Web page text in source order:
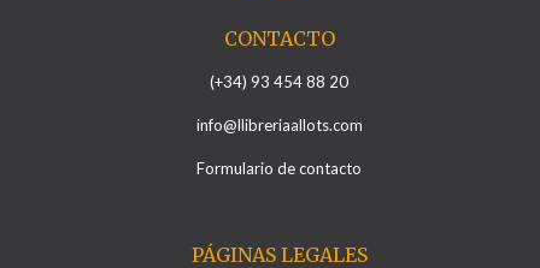
CONTACTO
(+34) 93 454 88 20
info@llibreriaallots.com
Formulario de contacto
PÁGINAS LEGALES